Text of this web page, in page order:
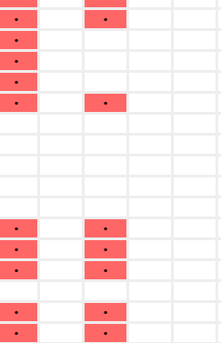
•
•
•
•
•
•
•
•
•
•
•
•
•
•
•
•
•